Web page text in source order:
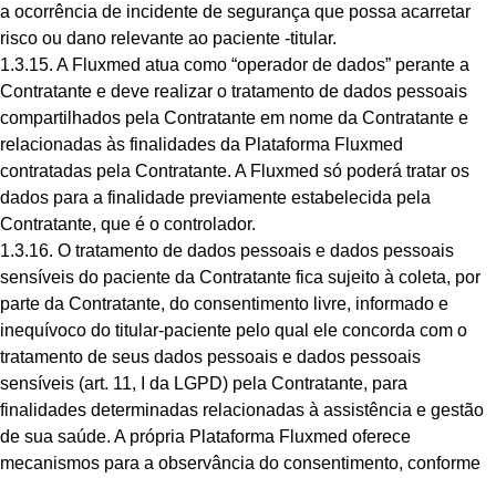
a ocorrência de incidente de segurança que possa acarretar
risco ou dano relevante ao paciente -titular.
1.3.15. A Fluxmed atua como “operador de dados” perante a
Contratante e deve realizar o tratamento de dados pessoais
compartilhados pela Contratante em nome da Contratante e
relacionadas às finalidades da Plataforma Fluxmed
contratadas pela Contratante. A Fluxmed só poderá tratar os
dados para a finalidade previamente estabelecida pela
Contratante, que é o controlador.
1.3.16. O tratamento de dados pessoais e dados pessoais
sensíveis do paciente da Contratante fica sujeito à coleta, por
parte da Contratante, do consentimento livre, informado e
inequívoco do titular-paciente pelo qual ele concorda com o
tratamento de seus dados pessoais e dados pessoais
sensíveis (art. 11, I da LGPD) pela Contratante, para
finalidades determinadas relacionadas à assistência e gestão
de sua saúde. A própria Plataforma Fluxmed oferece
mecanismos para a observância do consentimento, conforme